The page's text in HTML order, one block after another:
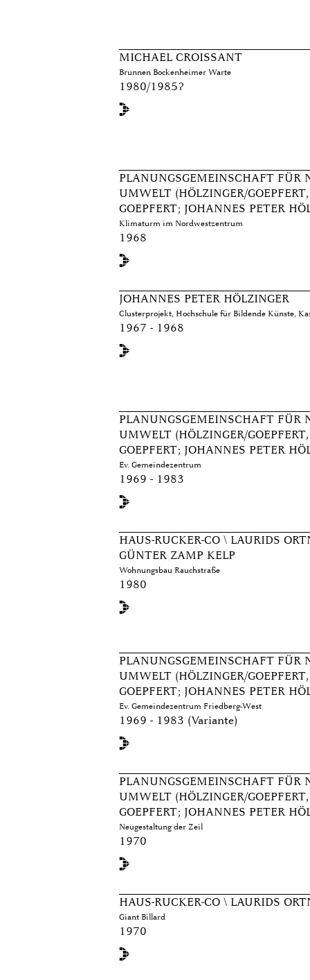
MICHAEL CROISSANT
Brunnen Bockenheimer Warte
1980/1985?
PLANUNGSGEMEINSCHAFT FÜR
UMWELT (HÖLZINGER/
GOEPFERT; JOHANNES PETER
Klimaturm im Nordwestzentrum
1968
JOHANNES PETER HÖLZINGER
Clusterprojekt, Hochschule für Bildende Künste,
1967 - 1968
PLANUNGSGEMEINSCHAFT FÜR
UMWELT (HÖLZINGER/
GOEPFERT; JOHANNES PETER
Ev. Gemeindezentrum
1969 - 1983
HAUS-RUCKER-CO \ LAURIDS
GÜNTER ZAMP KELP
Wohnungsbau Rauchstraße
1980
PLANUNGSGEMEINSCHAFT FÜR
UMWELT (HÖLZINGER/
GOEPFERT; JOHANNES PETER
Ev. Gemeindezentrum Friedberg-West
1969 - 1983 (Variante)
PLANUNGSGEMEINSCHAFT FÜR
UMWELT (HÖLZINGER/
GOEPFERT; JOHANNES PETER
Neugestaltung der Zeil
1970
HAUS-RUCKER-CO \ LAURIDS
Giant Billard
1970